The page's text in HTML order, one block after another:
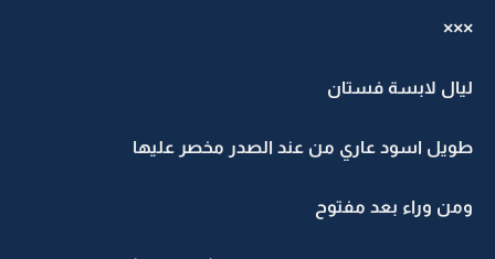
×××
ليال لابسة فستان
طويل اسود عاري من عند الصدر مخصر عليها
ومن وراء بعد مفتوح